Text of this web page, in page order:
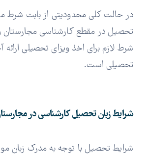
در حالت کلی محدودیتی از بابت شرط
تحصیل در مقطع کارشناسی مجارستان
شرط لازم برای اخذ ویزای تحصیلی
تحصیلی است.
شرایط زبان تحصیل کارشناسی در
شرایط تحصیل با توجه به مدرک زبان